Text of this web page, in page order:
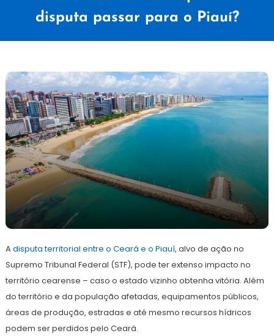
disputa passar para o Piauí?
16
novembro
de
2021
Redação
Adisputa territorial entre o Ceará e o Piauí, alvo de ação no
Supremo Tribunal Federal (STF), pode ter extenso impacto no
território cearense – caso o estado vizinho obtenha vitória. Além
do território e da população afetadas, equipamentos públicos,
áreas de produção, estradas e até mesmo recursos hídricos
podem ser perdidos pelo Ceará.